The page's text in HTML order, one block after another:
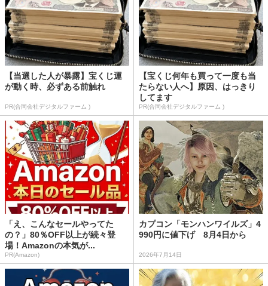
【当選した人が暴露】宝くじ運
が動く時、必ずある前触れ
PR(合同会社デジタルファーム )
【宝くじ何年も買って一度も当
たらない人へ】原因、はっきり
してます
PR(合同会社デジタルファーム )
「え、こんなセールやってた
の？」80％OFF以上が続々登
場！Amazonの本気が...
PR(Amazon)
カプコン「モンハンワイルズ」4
990円に値下げ 8月4日から
2026年7月14日